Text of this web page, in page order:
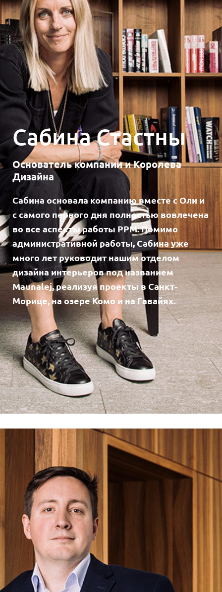
Сабина Стастны
Основатель компании и Королева
Дизайна
Сабина основала компанию вместе с Оли и
с самого первого дня полностью вовлечена
во все аспекты работы PPM. Помимо
административной работы, Сабина уже
много лет руководит нашим отделом
дизайна интерьеров под названием
Maunalej, реализуя проекты в Санкт-
Морице, на озере Комо и на Гавайях.